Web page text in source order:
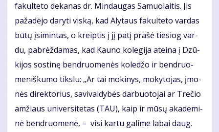
fa­kul­te­to de­ka­nas dr. Min­dau­gas Sa­muo­lai­tis. Jis
pa­ža­dė­jo da­ry­ti vis­ką, kad Aly­taus fa­kul­te­to var­das
bū­tų įsi­min­tas, o kreip­tis į jį pa­tį pra­šė tie­siog var­
du, pa­brėž­da­mas, kad Kau­no ko­le­gi­ja at­ei­na į Dzū­
ki­jos sos­ti­nę ben­druo­me­nės ko­le­džo ir ben­druo­
me­niš­ku­mo tiks­lu: „Ar tai mo­ki­nys, mo­ky­to­jas, įmo­
nės di­rek­to­rius, sa­vi­val­dy­bės dar­buo­to­jai ar Tre­čio
am­žiaus uni­ver­si­te­tas (TAU), kaip ir mū­sų aka­de­mi­
nė ben­druo­me­nė, – vi­si kar­tu ga­li­me la­bai daug.